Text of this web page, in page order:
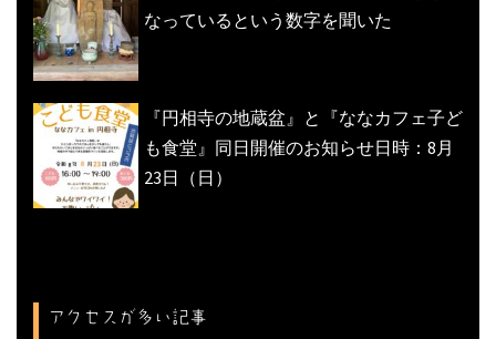
なっているという数字を聞いた
『円相寺の地蔵盆』と『ななカフェ子ど
も食堂』同日開催のお知らせ日時：8月
23日（日）
アクセスが多い記事